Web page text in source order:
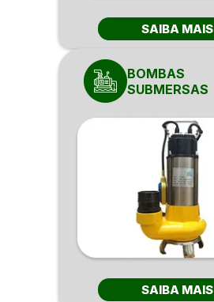
SAIBA MAIS
BOMBAS
SUBMERSAS
SAIBA MAIS